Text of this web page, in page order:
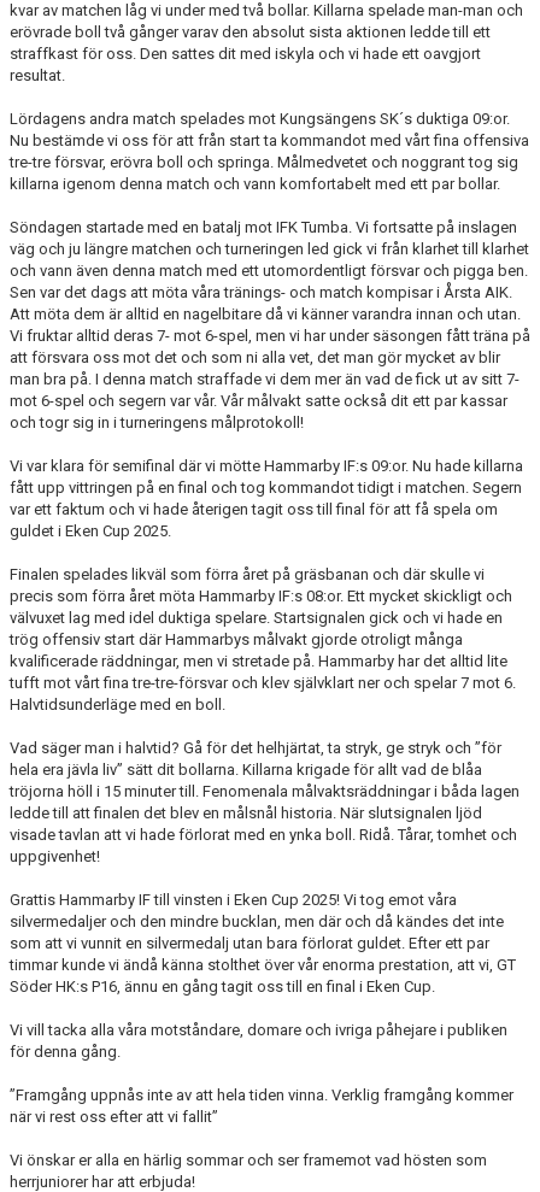
kvar av matchen låg vi under med två bollar. Killarna spelade man-man och
erövrade boll två gånger varav den absolut sista aktionen ledde till ett
straffkast för oss. Den sattes dit med iskyla och vi hade ett oavgjort
resultat.
Lördagens andra match spelades mot Kungsängens SK´s duktiga 09:or.
Nu bestämde vi oss för att från start ta kommandot med vårt fina offensiva
tre-tre försvar, erövra boll och springa. Målmedvetet och noggrant tog sig
killarna igenom denna match och vann komfortabelt med ett par bollar.
Söndagen startade med en batalj mot IFK Tumba. Vi fortsatte på inslagen
väg och ju längre matchen och turneringen led gick vi från klarhet till klarhet
och vann även denna match med ett utomordentligt försvar och pigga ben.
Sen var det dags att möta våra tränings- och match kompisar i Årsta AIK.
Att möta dem är alltid en nagelbitare då vi känner varandra innan och utan.
Vi fruktar alltid deras 7- mot 6-spel, men vi har under säsongen fått träna på
att försvara oss mot det och som ni alla vet, det man gör mycket av blir
man bra på. I denna match straffade vi dem mer än vad de fick ut av sitt 7-
mot 6-spel och segern var vår. Vår målvakt satte också dit ett par kassar
och togr sig in i turneringens målprotokoll!
Vi var klara för semifinal där vi mötte Hammarby IF:s 09:or. Nu hade killarna
fått upp vittringen på en final och tog kommandot tidigt i matchen. Segern
var ett faktum och vi hade återigen tagit oss till final för att få spela om
guldet i Eken Cup 2025.
Finalen spelades likväl som förra året på gräsbanan och där skulle vi
precis som förra året möta Hammarby IF:s 08:or. Ett mycket skickligt och
välvuxet lag med idel duktiga spelare. Startsignalen gick och vi hade en
trög offensiv start där Hammarbys målvakt gjorde otroligt många
kvalificerade räddningar, men vi stretade på. Hammarby har det alltid lite
tufft mot vårt fina tre-tre-försvar och klev självklart ner och spelar 7 mot 6.
Halvtidsunderläge med en boll.
Vad säger man i halvtid? Gå för det helhjärtat, ta stryk, ge stryk och ”för
hela era jävla liv” sätt dit bollarna. Killarna krigade för allt vad de blåa
tröjorna höll i 15 minuter till. Fenomenala målvaktsräddningar i båda lagen
ledde till att finalen det blev en målsnål historia. När slutsignalen ljöd
visade tavlan att vi hade förlorat med en ynka boll. Ridå. Tårar, tomhet och
uppgivenhet!
Grattis Hammarby IF till vinsten i Eken Cup 2025! Vi tog emot våra
silvermedaljer och den mindre bucklan, men där och då kändes det inte
som att vi vunnit en silvermedalj utan bara förlorat guldet. Efter ett par
timmar kunde vi ändå känna stolthet över vår enorma prestation, att vi, GT
Söder HK:s P16, ännu en gång tagit oss till en final i Eken Cup.
Vi vill tacka alla våra motståndare, domare och ivriga påhejare i publiken
för denna gång.
”Framgång uppnås inte av att hela tiden vinna. Verklig framgång kommer
när vi rest oss efter att vi fallit”
Vi önskar er alla en härlig sommar och ser framemot vad hösten som
herrjuniorer har att erbjuda!